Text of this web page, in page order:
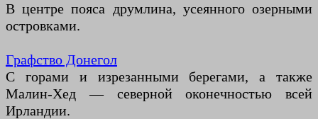
В центре пояса друмлина, усеянного озерными
островками.
Графство Донегол
С горами и изрезанными берегами, а также
Малин-Хед — северной оконечностью всей
Ирландии.